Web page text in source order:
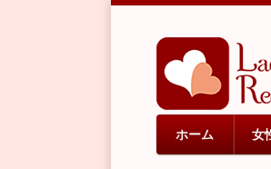
オトナ
20才を過ぎる
の基本からデ
ホーム 女